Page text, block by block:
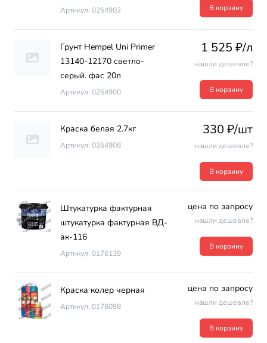
Артикул: 0264902 В корзину
Грунт Hempel Uni Primer
13140-12170 светло-
серый. фас 20л
Артикул: 0264900
1 525 ₽/л
нашли дешевле?
В корзину
Краска белая 2.7кг
Артикул: 0264908
330 ₽/шт
нашли дешевле?
В корзину
Штукатурка фактурная
штукатурка фактурная ВД-
ак-116
Артикул: 0176139
цена по запросу
нашли дешевле?
В корзину
Краска колер черная
Артикул: 0176098
цена по запросу
нашли дешевле?
В корзину